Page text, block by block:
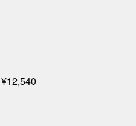
¥12,540